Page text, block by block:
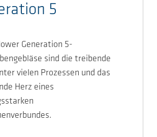
5
Generation 5-
sind die treibende
vielen Prozessen und das
Herz eines